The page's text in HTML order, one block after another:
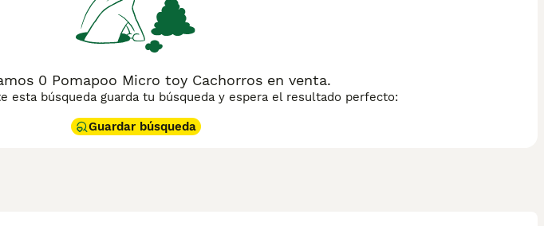
0 Pomapoo Micro toy Cachorros en venta.
esta búsqueda guarda tu búsqueda y espera el resultado perfecto:
Guardar búsqueda